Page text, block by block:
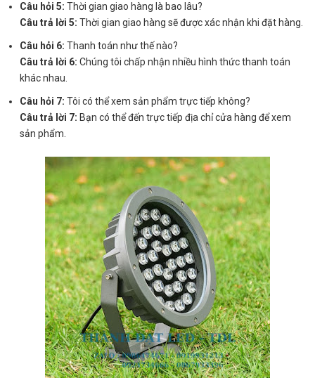
Câu hỏi 5: Thời gian giao hàng là bao lâu?
Câu trả lời 5: Thời gian giao hàng sẽ được xác nhận khi đặt hàng.
Câu hỏi 6: Thanh toán như thế nào?
Câu trả lời 6: Chúng tôi chấp nhận nhiều hình thức thanh toán
khác nhau.
Câu hỏi 7: Tôi có thể xem sản phẩm trực tiếp không?
Câu trả lời 7: Bạn có thể đến trực tiếp địa chỉ cửa hàng để xem
sản phẩm.